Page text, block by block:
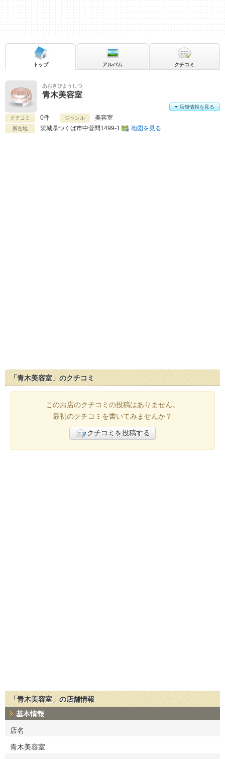
あおきびようしつ
青木美容室
クチコミ 0件 ジャンル 美容室
所在地 茨城県つくば市中菅間1499-1 地図を見る
店舗情報を見る
トップ アルバム クチコミ
「青木美容室」のクチコミ
このお店のクチコミの投稿はありません。
最初のクチコミを書いてみませんか？
クチコミを投稿する
「青木美容室」の店舗情報
基本情報
店名
青木美容室